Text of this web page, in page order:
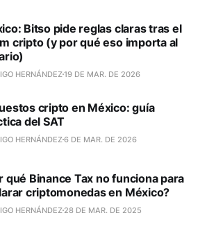
Bitso pide reglas claras tras el
cripto (y por qué eso importa al
HERNÁNDEZ19 DE MAR. DE 2026
cripto en México: guía
del SAT
HERNÁNDEZ6 DE MAR. DE 2026
qué Binance Tax no funciona para
criptomonedas en México?
HERNÁNDEZ 28 DE MAR. DE 2025